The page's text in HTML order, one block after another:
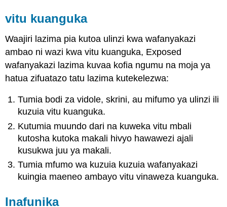
vitu kuanguka
Waajiri lazima pia kutoa ulinzi kwa wafanyakazi
ambao ni wazi kwa vitu kuanguka, Exposed
wafanyakazi lazima kuvaa kofia ngumu na moja ya
hatua zifuatazo tatu lazima kutekelezwa:
Tumia bodi za vidole, skrini, au mifumo ya ulinzi ili
kuzuia vitu kuanguka.
Kutumia muundo dari na kuweka vitu mbali
kutosha kutoka makali hivyo hawawezi ajali
kusukwa juu ya makali.
Tumia mfumo wa kuzuia kuzuia wafanyakazi
kuingia maeneo ambayo vitu vinaweza kuanguka.
Inafunika